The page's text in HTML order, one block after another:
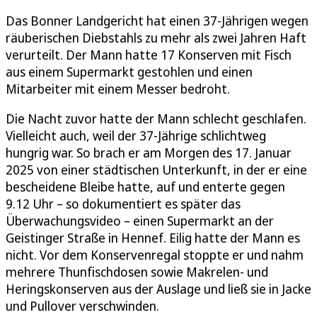
Das Bonner Landgericht hat einen 37-Jährigen wegen
räuberischen Diebstahls zu mehr als zwei Jahren Haft
verurteilt. Der Mann hatte 17 Konserven mit Fisch
aus einem Supermarkt gestohlen und einen
Mitarbeiter mit einem Messer bedroht.
Die Nacht zuvor hatte der Mann schlecht geschlafen.
Vielleicht auch, weil der 37-Jährige schlichtweg
hungrig war. So brach er am Morgen des 17. Januar
2025 von einer städtischen Unterkunft, in der er eine
bescheidene Bleibe hatte, auf und enterte gegen
9.12 Uhr – so dokumentiert es später das
Überwachungsvideo – einen Supermarkt an der
Geistinger Straße in Hennef. Eilig hatte der Mann es
nicht. Vor dem Konservenregal stoppte er und nahm
mehrere Thunfischdosen sowie Makrelen- und
Heringskonserven aus der Auslage und ließ sie in Jacke
und Pullover verschwinden.